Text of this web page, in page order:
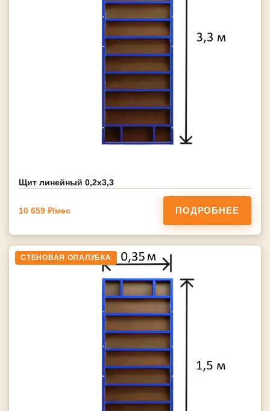
Щит линейный 0,2х3,3
10 659 ₽/мес ПОДРОБНЕЕ
СТЕНОВАЯ ОПАЛУБКА